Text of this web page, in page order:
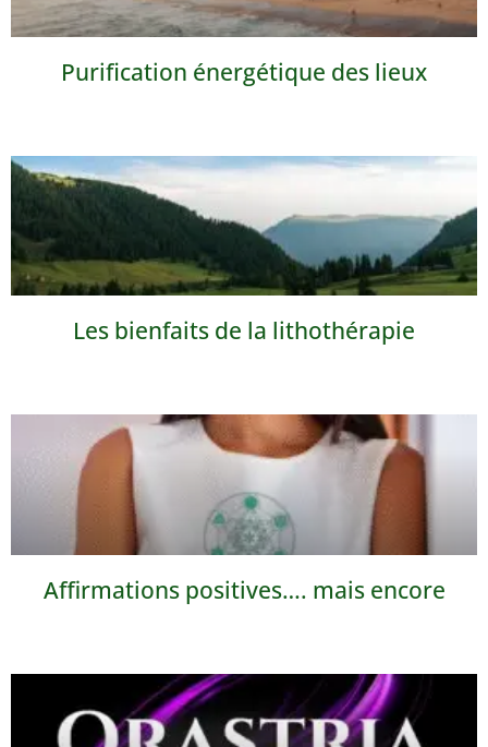
Purification énergétique des lieux
Les bienfaits de la lithothérapie
Affirmations positives…. mais encore